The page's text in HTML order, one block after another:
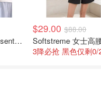
lululemon City Essentials 肩背包 4L
$29.00 $88.00